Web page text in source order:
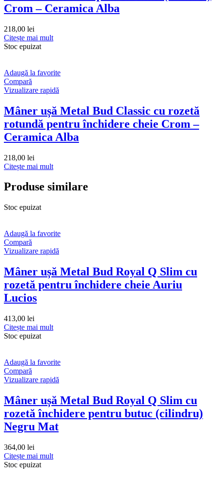
Crom – Ceramica Alba
218,00 lei
Citește mai mult
Stoc epuizat
Adaugă la favorite
Compară
Vizualizare rapidă
Mâner ușă Metal Bud Classic cu rozetă
rotundă pentru închidere cheie Crom –
Ceramica Alba
218,00 lei
Citește mai mult
Produse similare
Stoc epuizat
Adaugă la favorite
Compară
Vizualizare rapidă
Mâner ușă Metal Bud Royal Q Slim cu
rozetă pentru închidere cheie Auriu
Lucios
413,00 lei
Citește mai mult
Stoc epuizat
Adaugă la favorite
Compară
Vizualizare rapidă
Mâner ușă Metal Bud Royal Q Slim cu
rozetă închidere pentru butuc (cilindru)
Negru Mat
364,00 lei
Citește mai mult
Stoc epuizat